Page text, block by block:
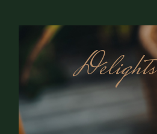
Delights